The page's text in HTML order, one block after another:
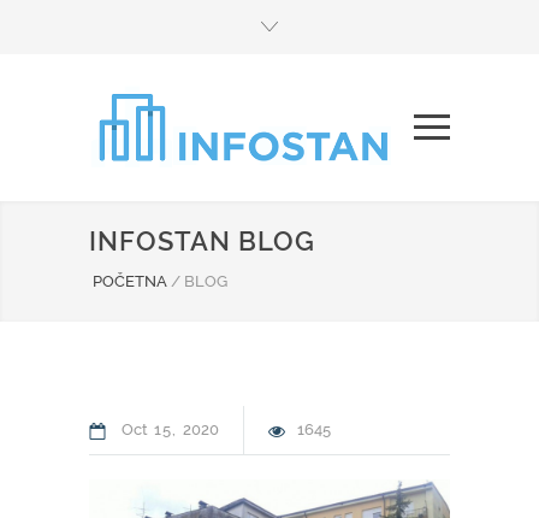
INFOSTAN BLOG
POČETNA / BLOG
Oct 15 2020 1645